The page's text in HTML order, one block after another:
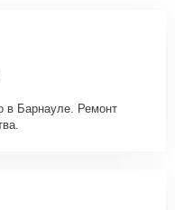
в Барнауле. Ремонт